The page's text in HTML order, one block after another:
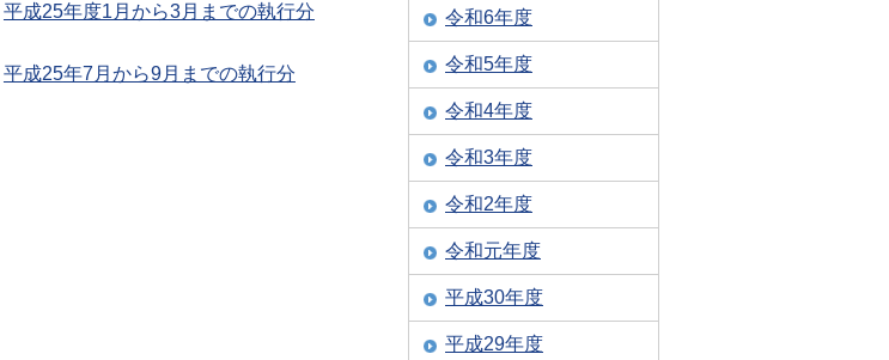
平成25年度1月から3月までの執行分
平成25年7月から9月までの執行分
令和6年度
令和5年度
令和4年度
令和3年度
令和2年度
令和元年度
平成30年度
平成29年度